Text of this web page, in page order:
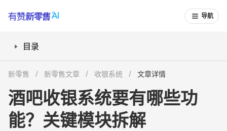
导航
目录
门店促销与会员营销功能怎么设置？
库存和后厨联动有哪些亮点？
新零售 新零售文章 收银系统 文章详情
酒吧收银系统要有哪些功
能？关键模块拆解